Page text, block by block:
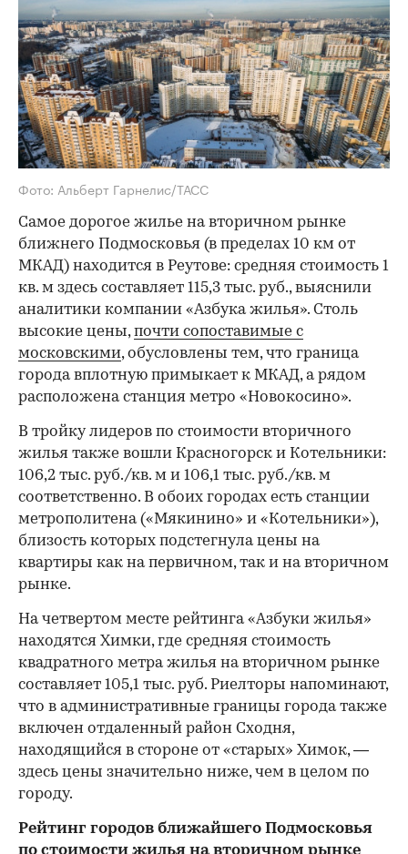
Фото: Альберт Гарнелис/ТАСС
Самое дорогое жилье на вторичном рынке
ближнего Подмосковья (в пределах 10 км от
МКАД) находится в Реутове: средняя стоимость 1
кв. м здесь составляет 115,3 тыс. руб., выяснили
аналитики компании «Азбука жилья». Столь
высокие цены,почти сопоставимые с
московскими, обусловлены тем, что граница
города вплотную примыкает к МКАД, а рядом
расположена станция метро «Новокосино».
В тройку лидеров по стоимости вторичного
жилья также вошли Красногорск и Котельники:
106,2 тыс. руб./кв. м и 106,1 тыс. руб./кв. м
соответственно. В обоих городах есть станции
метрополитена («Мякинино» и «Котельники»),
близость которых подстегнула цены на
квартиры как на первичном, так и на вторичном
рынке.
На четвертом месте рейтинга «Азбуки жилья»
находятся Химки, где средняя стоимость
квадратного метра жилья на вторичном рынке
составляет 105,1 тыс. руб. Риелторы напоминают,
что в административные границы города также
включен отдаленный район Сходня,
находящийся в стороне от «старых» Химок, —
здесь цены значительно ниже, чем в целом по
городу.
Рейтинг городов ближайшего Подмосковья
по стоимости жилья на вторичном рынке